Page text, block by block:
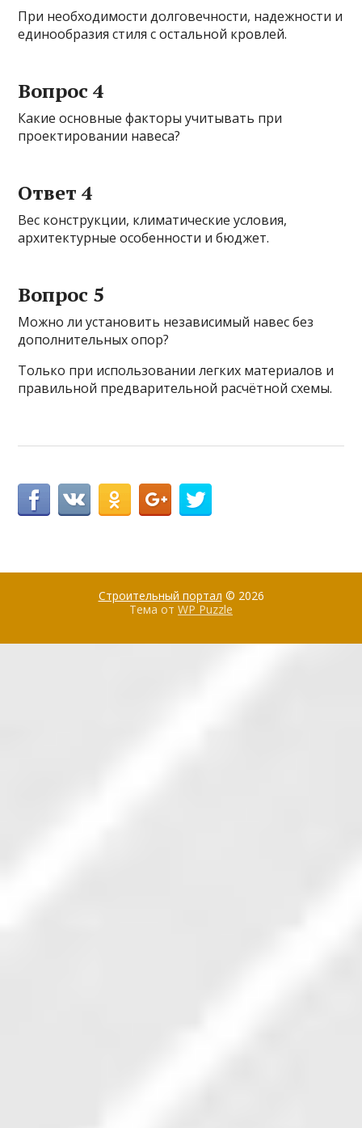
При необходимости долговечности, надежности и
единообразия стиля с остальной кровлей.
Вопрос 4
Какие основные факторы учитывать при
проектировании навеса?
Ответ 4
Вес конструкции, климатические условия,
архитектурные особенности и бюджет.
Вопрос 5
Можно ли установить независимый навес без
дополнительных опор?
Только при использовании легких материалов и
правильной предварительной расчётной схемы.
Строительный портал © 2026
Тема от WP Puzzle